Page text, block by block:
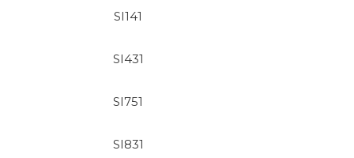
SI141
SI431
SI751
SI831